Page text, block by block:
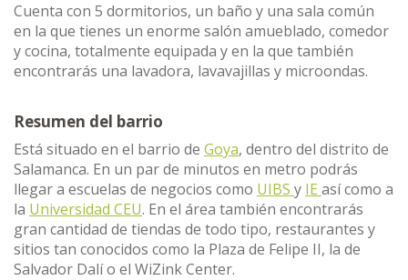
Cuenta con 5 dormitorios, un baño y una sala común
en la que tienes un enorme salón amueblado, comedor
y cocina, totalmente equipada y en la que también
encontrarás una lavadora, lavavajillas y microondas.
Resumen del barrio
Está situado en el barrio de Goya, dentro del distrito de
Salamanca. En un par de minutos en metro podrás
llegar a escuelas de negocios como UIBS y IE así como a
la Universidad CEU. En el área también encontrarás
gran cantidad de tiendas de todo tipo, restaurantes y
sitios tan conocidos como la Plaza de Felipe II, la de
Salvador Dalí o el WiZink Center.